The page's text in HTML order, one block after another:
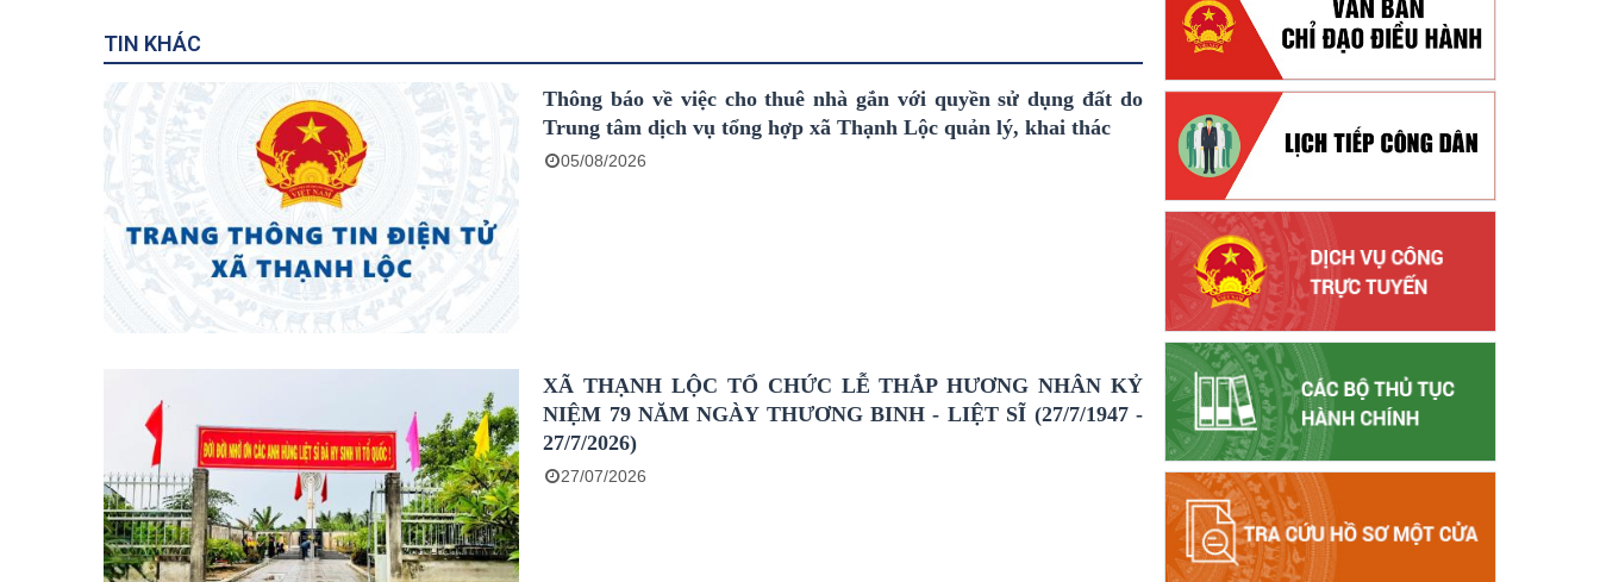
TIN KHÁC
Thông báo về việc cho thuê nhà gắn với quyền sử dụng đất do
Trung tâm dịch vụ tổng hợp xã Thạnh Lộc quản lý, khai thác
05/08/2026
XÃ THẠNH LỘC TỔ CHỨC LỄ THẮP HƯƠNG NHÂN KỶ
NIỆM 79 NĂM NGÀY THƯƠNG BINH - LIỆT SĨ (27/7/1947 -
27/7/2026)
27/07/2026